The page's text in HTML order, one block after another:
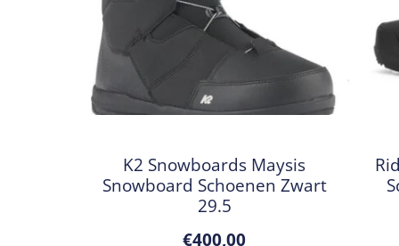
K2 Snowboards Maysis
Snowboard Schoenen Zwart
29.5
€400,00